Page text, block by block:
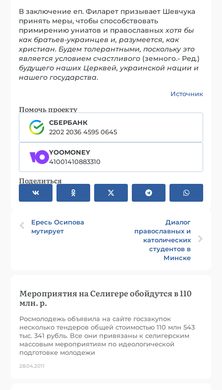
В заключение еп. Филарет призывает Шевчука
принять меры, чтобы способствовать
примирению униатов и православныххотя бы
как братьев-украинцев и, разумеется, как
христиан. Будем толерантными, поскольку это
является условием счастливого (земного.- Ред.)
будущего наших Церквей, украинской нации и
нашего государства.
Источник
Помочь проекту
СБЕРБАНК
2202 2036 4595 0645
YOOMONEY
41001410883310
Поделиться
Ересь Осипова
мутирует
Диалог
православных и
католических
студентов в
Минске
Мероприятия на Селигере обойдутся в 110
млн. р.
Росмолодежь объявила на сайте госзакупок
несколько тендеров общей стоимостью 110 млн 543
тыс. 341 рубль. Все они привязаны к селигерским
массовым мероприятиям по идеологической
подготовке молодежи
28.04.2011